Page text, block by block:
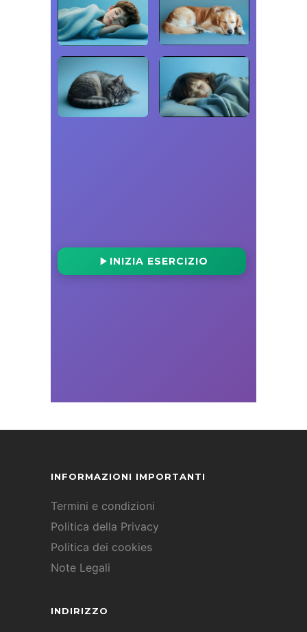
INIZIA ESERCIZIO
INFORMAZIONI IMPORTANTI
Termini e condizioni
Politica della Privacy
Politica dei cookies
Note Legali
INDIRIZZO